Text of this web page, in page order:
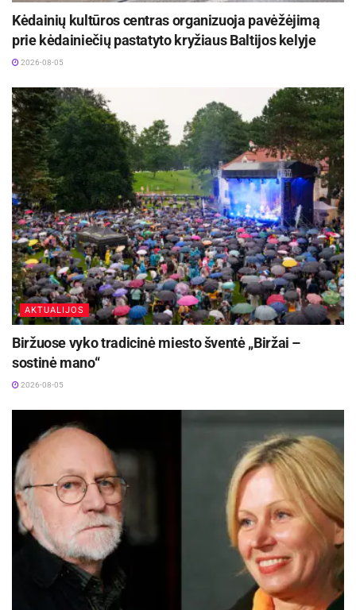
Kėdainių kultūros centras organizuoja pavėžėjimą
prie kėdainiečių pastatyto kryžiaus Baltijos kelyje
2026-08-05
AKTUALIJOS
Biržuose vyko tradicinė miesto šventė „Biržai –
sostinė mano“
2026-08-05